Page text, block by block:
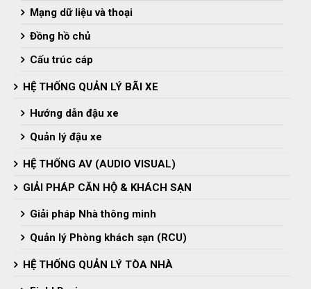
Mạng dữ liệu và thoại
Đồng hồ chủ
Cấu trúc cáp
HỆ THỐNG QUẢN LÝ BÃI XE
Hướng dẫn đậu xe
Quản lý đậu xe
HỆ THỐNG AV (AUDIO VISUAL)
GIẢI PHÁP CĂN HỘ & KHÁCH SẠN
Giải pháp Nhà thông minh
Quản lý Phòng khách sạn (RCU)
HỆ THỐNG QUẢN LÝ TÒA NHÀ